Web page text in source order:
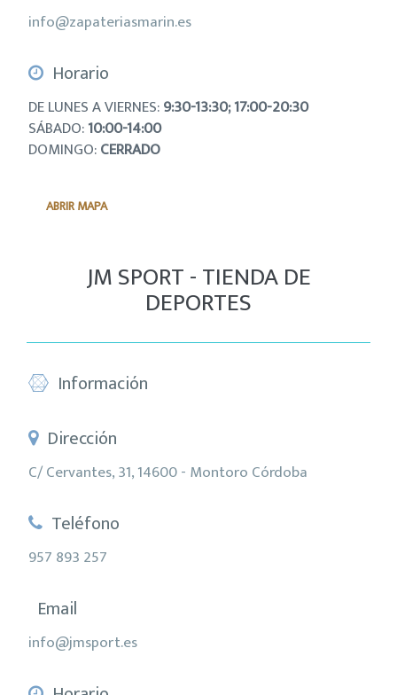
info@zapateriasmarin.es
Horario
DE LUNES A VIERNES:9:30-13:30; 17:00-20:30
SÁBADO:10:00-14:00
DOMINGO:CERRADO
ABRIR MAPA
JM SPORT - TIENDA DE
DEPORTES
Información
Dirección
C/ Cervantes, 31, 14600 - Montoro Córdoba
Teléfono
957 893 257
Email
info@jmsport.es